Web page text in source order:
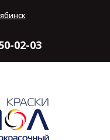
02-03